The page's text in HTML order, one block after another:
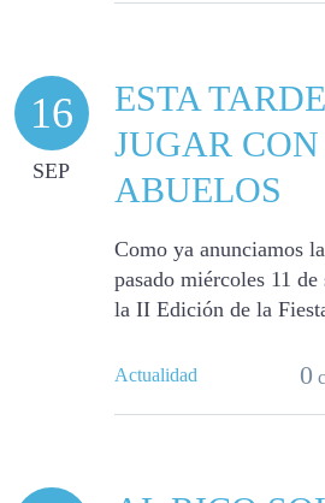
16
SEP
ESTA
JUGAR
ABUELOS
Como ya anunciamos
pasado miércoles 11
la II Edición de la
Actualidad 0